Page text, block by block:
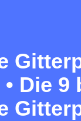
Die 9